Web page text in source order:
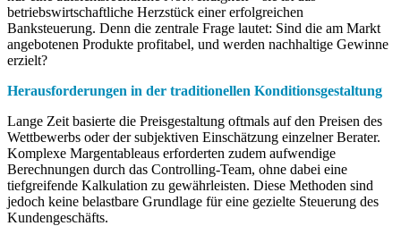
betriebswirtschaftliche Herzstück einer erfolgreichen
Banksteuerung. Denn die zentrale Frage lautet: Sind die am Markt
angebotenen Produkte profitabel, und werden nachhaltige Gewinne
erzielt?
Herausforderungen in der traditionellen Konditionsgestaltung
Lange Zeit basierte die Preisgestaltung oftmals auf den Preisen des
Wettbewerbs oder der subjektiven Einschätzung einzelner Berater.
Komplexe Margentableaus erforderten zudem aufwendige
Berechnungen durch das Controlling-Team, ohne dabei eine
tiefgreifende Kalkulation zu gewährleisten. Diese Methoden sind
jedoch keine belastbare Grundlage für eine gezielte Steuerung des
Kundengeschäfts.